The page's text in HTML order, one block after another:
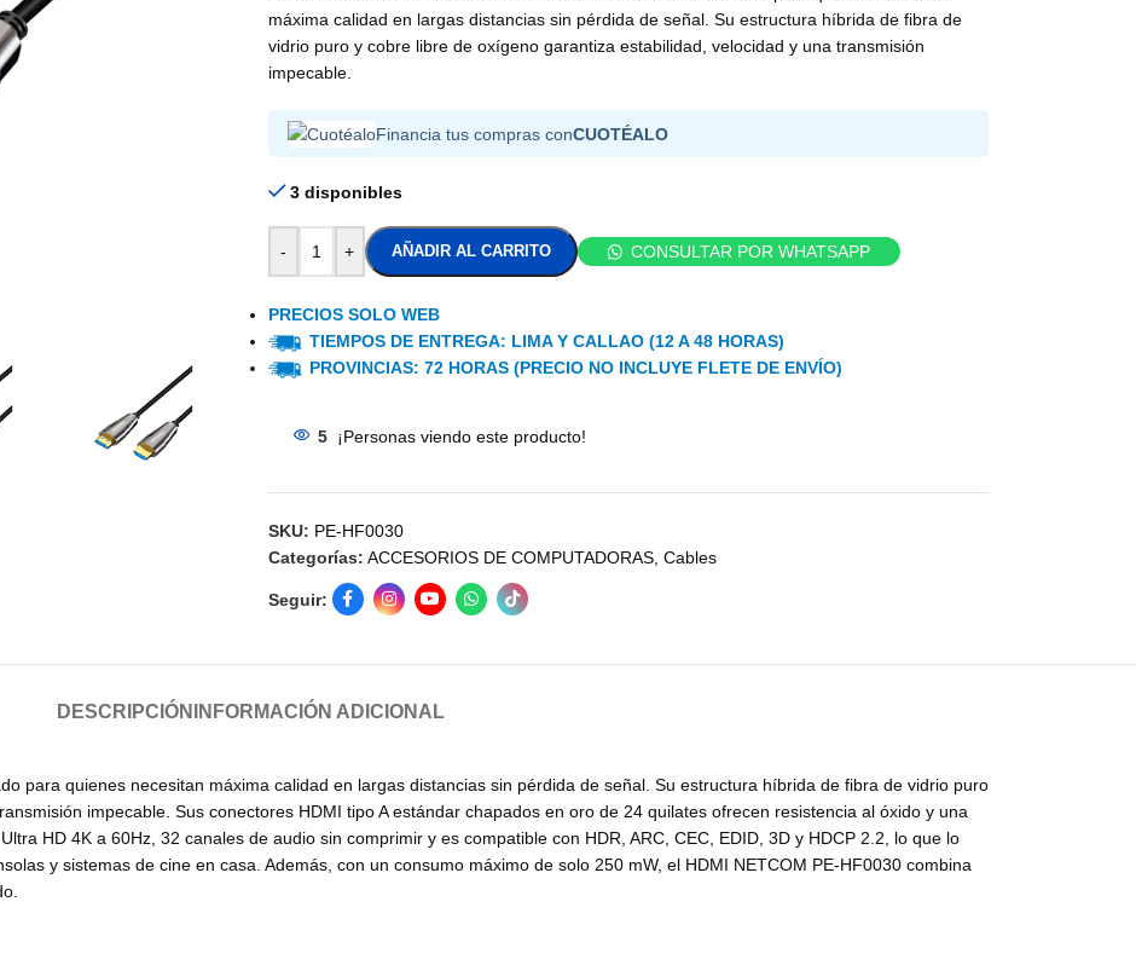
máxima calidad en largas distancias sin pérdida de señal. Su estructura híbrida de fibra de
vidrio puro y cobre libre de oxígeno garantiza estabilidad, velocidad y una transmisión
impecable.
Financia tus compras conCUOTÉALO
3 disponibles
- + AÑADIR AL CARRITO CONSULTAR POR WHATSAPP
PRECIOS SOLO WEB
TIEMPOS DE ENTREGA: LIMA Y CALLAO (12 A 48 HORAS)
PROVINCIAS: 72 HORAS (PRECIO NO INCLUYE FLETE DE ENVÍO)
5 ¡Personas viendo este producto!
SKU: PE-HF0030
Categorías: ACCESORIOS DE COMPUTADORAS, Cables
Seguir:
DESCRIPCIÓN INFORMACIÓN ADICIONAL
para quienes necesitan máxima calidad en largas distancias sin pérdida de señal. Su estructura híbrida de fibra de vidrio puro
impecable. Sus conectores HDMI tipo A estándar chapados en oro de 24 quilates ofrecen resistencia al óxido y una
HD 4K a 60Hz, 32 canales de audio sin comprimir y es compatible con HDR, ARC, CEC, EDID, 3D y HDCP 2.2, lo que lo
y sistemas de cine en casa. Además, con un consumo máximo de solo 250 mW, el HDMI NETCOM PE-HF0030 combina